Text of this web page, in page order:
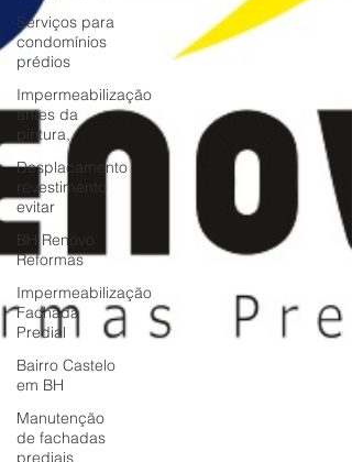
Serviços para
condomínios
prédios
Impermeabilização
antes da
pintura,
Desplacamento
revestimento
evitar
BH Renovo
Reformas
Impermeabilização
Fachada
Predial
Bairro Castelo
em BH
Manutenção
de fachadas
prediais